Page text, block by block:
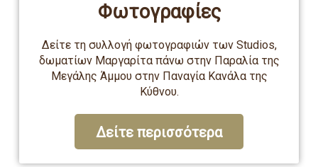
Φωτογραφίες
Δείτε τη συλλογή φωτογραφιών των Studios,
δωματίων Μαργαρίτα πάνω στην Παραλία της
Μεγάλης Άμμου στην Παναγία Κανάλα της
Κύθνου.
Δείτε περισσότερα